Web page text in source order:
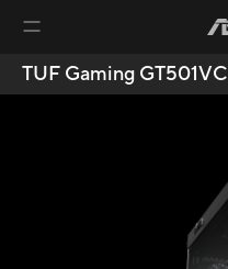
TUF Gaming GT501VC